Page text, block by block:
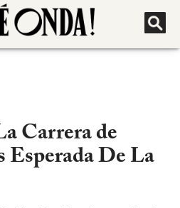
Carrera de
Esperada De La